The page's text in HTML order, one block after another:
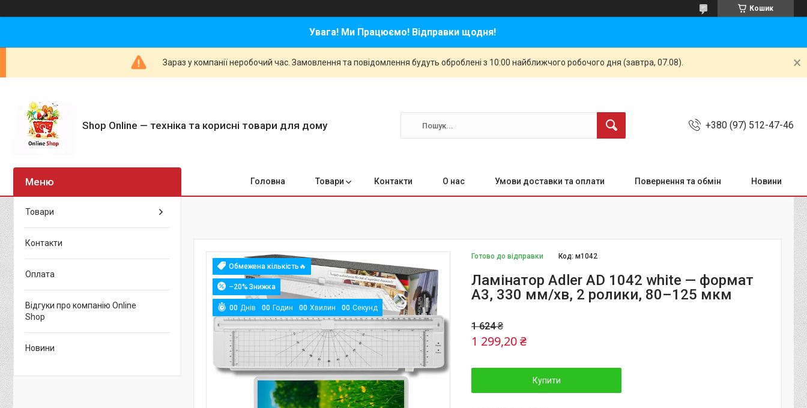
Кошик
Увага! Ми Працюємо! Відправки щодня!
Зараз у компанії неробочий час. Замовлення та повідомлення будуть оброблені з 10:00 найближчого робочого дня (завтра, 07.08).
Shop Online — техніка та корисні товари для дому +380 (97) 512-47-46
Головна Товари Контакти О нас Умови доставки та оплати Повернення та обмін Новини
Обмежена кількість🔥
–20%
00 Днів 00 Годин 00 Хвилин 00 Секунд
Готово до відправки Код:м1042
Ламінатор Adler AD 1042 white — формат
A3, 330 мм/хв, 2 ролики, 80–125 мкм
1 624 ₴
1 299,20 ₴
Купити
Товари
Контакти
Оплата
Відгуки про компанію Online
Shop
Новини